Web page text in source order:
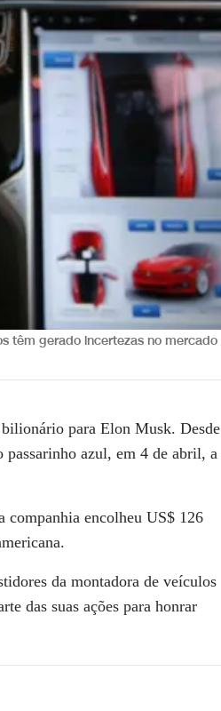
têm gerado incertezas no mercado
para Elon Musk. Desde
passarinho azul, em 4 de abril, a
companhia encolheu US$ 126
da montadora de veículos
das suas ações para honrar